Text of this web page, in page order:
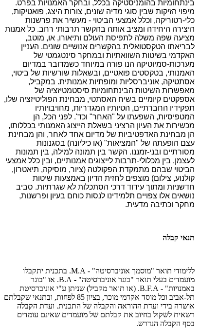
בינתחומיות בהומניסטיקה בכלל, ובחקר האמנויות בפרט.
מיפוי הזיקות שבין סוגי מדיה שונים, צורות היצג, פואטיקות,
כלי-רטוריקה, וכלל אמצעי הביטוי - מעשיר את פרשנות
היצירה היחידה ומציב אותה בהקשר תרבותי רחב. כל אמנות
מציעה שפה משלה לתפיסת העולם ותיאורו, או, מוטב,
לבריאתו הטקסטואלית בהקשרים אנושיים שונים. העניין
האקדמי בשיטות השוואתיות ובמחקר סינטגמטי של
מערכות-סמיוטיקה הנו פורה במיוחד כשמדובר במדיום
האמנותי, בטקסטים פואטיים, ובשאלות שורשיות של ביטוי,
אסתטיקה, אוניברסליות ומופתיות אמנותית. במקביל,
מאפשרות השיטות הבינתחומיות סיסטמטיזציה של
אספקטים קיומיים בשיח האסתטי, מבחינת הפוליטיזציה שלו,
תפקידיו החברתיים, הטיותיו המגדריות, מחויבויותיו
המטפיסיות, השפעתו על "האחר" וכד'. לפני הכל, הן
מכשירות את העיון הרציני בשאלת הייצוג האמנותי בכללותו,
הן מבחינת האדפטיביות של מדיום אחד לאחר, והן מבחינת
עצם הופעתה של "המציאות" (או כיליונה) בסגנונות
מסורתיים ובני-זמננו. הקשר בין תמונה למילה, בין תמונות
לעצמן, בין מכלולי-תרבות לייצוגים אמנותיים, ובין כלל אמצעי
הביטוי שבהם מתמקדת הפקולטה (ציור, מוסיקה, תיאטרון,
קולנוע, צילום) מוצפים לחזית הדיון באמצעות שיטות
חדשניות ומתוך עידוד דרכי הסתכלות לא שגרתיות. סביב
נושאים אלו צפויים תלמידינו לנסות כוחם בעיון ופרשנות,
מחקר וכתיבה מדעית.
תנאי קבלה
ללימודי תואר "מוסמך אוניברסיטה" - M.A. בתכנית יתקבלו
מועמדים בעלי תואר "בוגר אוניברסיטה" - B.A. או "בוגר
באמנויות" - B.F.A. (או תואר מקביל) שניתן ע"י אוניברסיטת
תל-אביב וכל מוסד אקדמי מוכר, בציון 85 לפחות, ובתנאי שקבלתם
אושרה בידי ועדת ההוראה והקבלה של התכנית. ועדת הקבלה
רשאית לשקול בחיוב את קבלתם של מועמדים שאינם עומדים
בסף הקבלה הנדרש.